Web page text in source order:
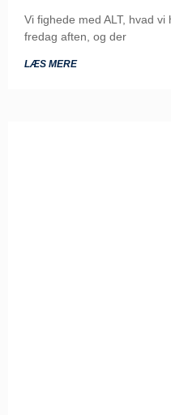
Vi fighede med ALT, hvad
fredag aften, og der
LÆS MERE